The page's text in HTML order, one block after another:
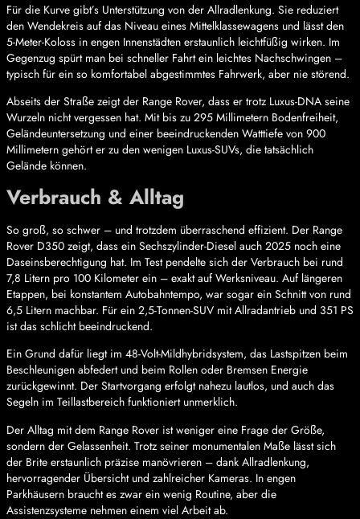
Für die Kurve gibt’s Unterstützung von der Allradlenkung. Sie reduziert
den Wendekreis auf das Niveau eines Mittelklassewagens und lässt den
5-Meter-Koloss in engen Innenstädten erstaunlich leichtfüßig wirken. Im
Gegenzug spürt man bei schneller Fahrt ein leichtes Nachschwingen –
typisch für ein so komfortabel abgestimmtes Fahrwerk, aber nie störend.
Abseits der Straße zeigt der Range Rover, dass er trotz Luxus-DNA seine
Wurzeln nicht vergessen hat. Mit bis zu 295 Millimetern Bodenfreiheit,
Geländeuntersetzung und einer beeindruckenden Watttiefe von 900
Millimetern gehört er zu den wenigen Luxus-SUVs, die tatsächlich
Gelände können.
Verbrauch & Alltag
So groß, so schwer – und trotzdem überraschend effizient. Der Range
Rover D350 zeigt, dass ein Sechszylinder-Diesel auch 2025 noch eine
Daseinsberechtigung hat. Im Test pendelte sich der Verbrauch bei rund
7,8 Litern pro 100 Kilometer ein – exakt auf Werksniveau. Auf längeren
Etappen, bei konstantem Autobahntempo, war sogar ein Schnitt von rund
6,5 Litern machbar. Für ein 2,5-Tonnen-SUV mit Allradantrieb und 351 PS
ist das schlicht beeindruckend.
Ein Grund dafür liegt im 48-Volt-Mildhybridsystem, das Lastspitzen beim
Beschleunigen abfedert und beim Rollen oder Bremsen Energie
zurückgewinnt. Der Startvorgang erfolgt nahezu lautlos, und auch das
Segeln im Teillastbereich funktioniert unmerklich.
Der Alltag mit dem Range Rover ist weniger eine Frage der Größe,
sondern der Gelassenheit. Trotz seiner monumentalen Maße lässt sich
der Brite erstaunlich präzise manövrieren – dank Allradlenkung,
hervorragender Übersicht und zahlreicher Kameras. In engen
Parkhäusern braucht es zwar ein wenig Routine, aber die
Assistenzsysteme nehmen einem viel Arbeit ab.